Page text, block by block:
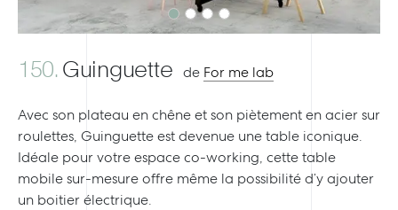
150.Guinguette de For me lab
Avec son plateau en chêne et son piètement en acier sur
roulettes, Guinguette est devenue une table iconique.
Idéale pour votre espace co-working, cette table
mobile sur-mesure offre même la possibilité d’y ajouter
un boitier électrique.